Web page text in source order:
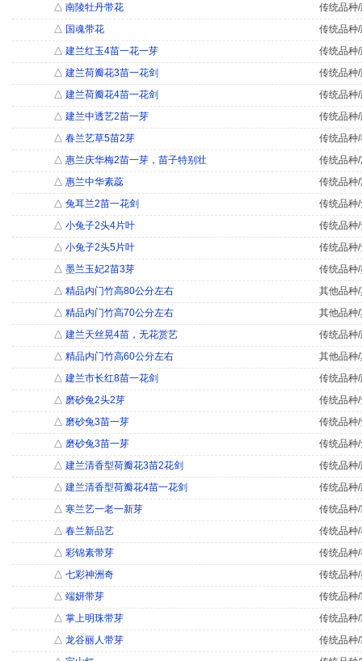
△ 南陵牡丹带花
传统品种
△ 国魂带花
传统品种
△ 建兰红玉4苗一花一芽
传统品种
△ 建兰荷瓣花3苗一花剑
传统品种
△ 建兰荷瓣花4苗一花剑
传统品种
△ 建兰中透艺2苗一芽
传统品种
△ 春兰艺草5苗2芽
传统品种
△ 惠兰庆华梅2苗一芽，苗子特别壮
传统品种
△ 惠兰中华素蕊
传统品种
△ 兔耳兰2苗一花剑
传统品种
△ 小兔子2头4片叶
传统品种
△ 小兔子2头5片叶
传统品种
△ 墨兰玉妃2苗3芽
传统品种
△ 精品内门竹高80公分左右
其他品种
△ 精品内门竹高70公分左右
其他品种
△ 建兰天丝晃4苗，无花赏艺
传统品种
△ 精品内门竹高60公分左右
其他品种
△ 建兰市长红8苗一花剑
传统品种
△ 磨砂兔2头2芽
传统品种
△ 磨砂兔3苗一芽
传统品种
△ 磨砂兔3苗一芽
传统品种
△ 建兰清香型荷瓣花3苗2花剑
传统品种
△ 建兰清香型荷瓣花4苗一花剑
传统品种
△ 寒兰艺一老一新芽
传统品种
△ 春兰新品艺
传统品种
△ 彩锦素带芽
传统品种
△ 七彩神洲奇
传统品种
△ 端妍带芽
传统品种
△ 掌上明珠带芽
传统品种
△ 龙谷丽人带芽
传统品种